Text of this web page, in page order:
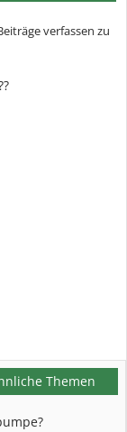
verfassen zu
Themen